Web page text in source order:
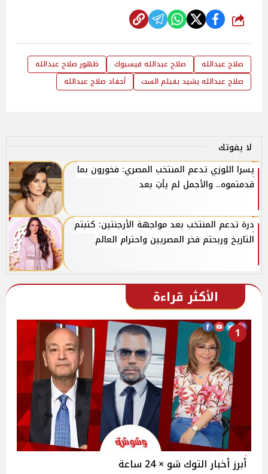
شارك
صلاح عبدالله صلاح عبدالله فيسبوك
ظهور صلاح عبدالله
صلاح عبدالله يشيد بفيلم الست
أحفاد صلاح عبدالله
لا يفوتك
يسرا اللوزي تدعم المنتخب المصري: فخورون بما
قدمتموه.. والأجمل لم يأتِ بعد
درة تدعم المنتخب بعد مواجهة الأرجنتين: كتبتم
التاريخ وربحتم فخر المصريين واحترام العالم
الأكثر قراءة
1
أبرز أخبار التوك شو × 24 ساعة